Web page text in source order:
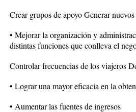
Crear grupos de apoyo Generar
• Mejorar la organización y
distintas funciones que conlleva el
Controlar frecuencias de los viajeros
• Lograr una mayor eficacia en la
• Aumentar las fuentes de ingresos